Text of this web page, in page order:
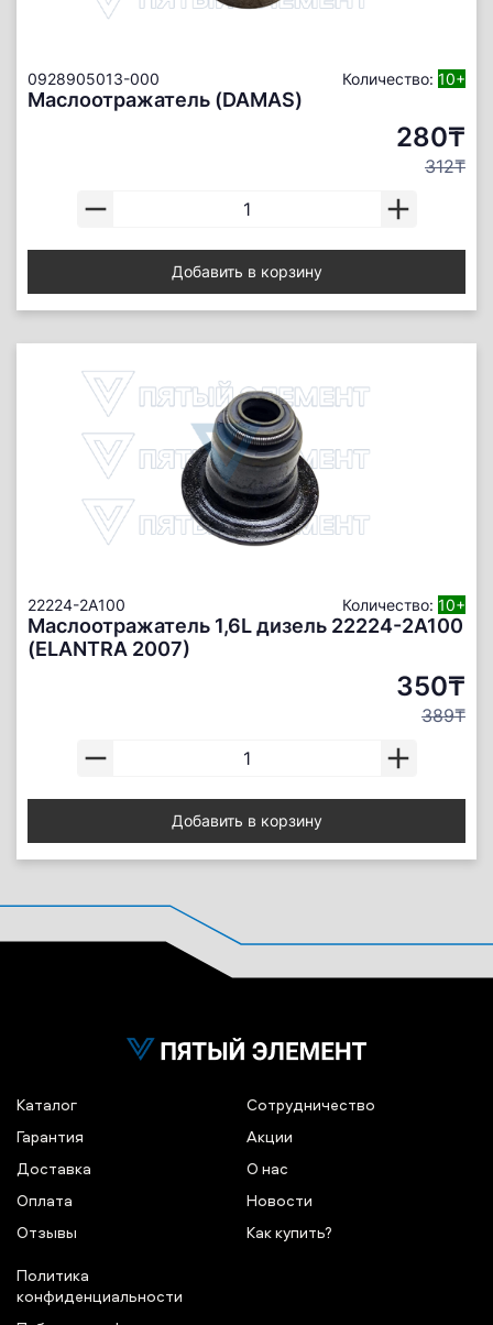
0928905013-000 Количество: 10+
Маслоотражатель (DAMAS)
280₸
312₸
Добавить в корзину
22224-2A100 Количество: 10+
Маслоотражатель 1,6L дизель 22224-2A100
(ELANTRA 2007)
350₸
389₸
Добавить в корзину
Каталог
Гарантия
Доставка
Оплата
Отзывы
Сотрудничество
Акции
О нас
Новости
Как купить?
Политика
конфиденциальности